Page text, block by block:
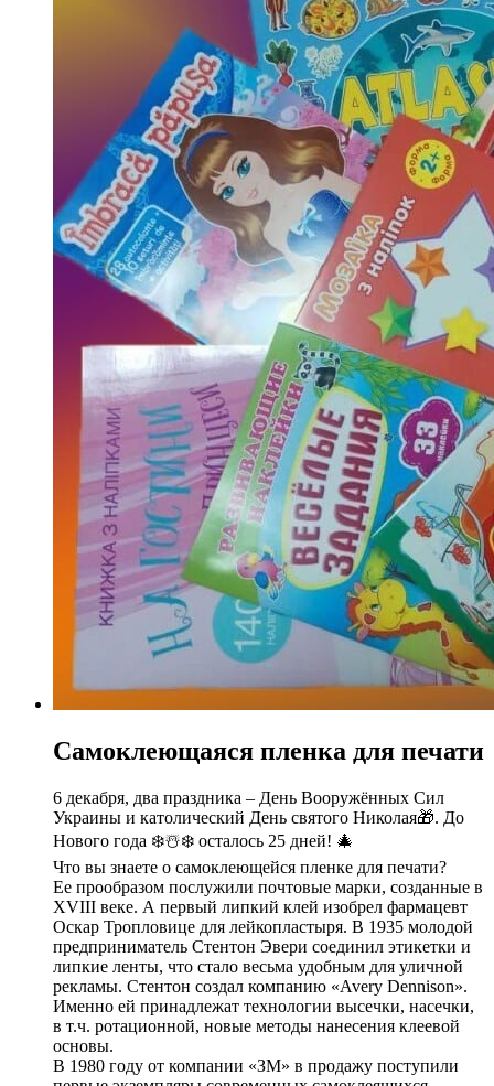
Самоклеющаяся пленка для печати
6 декабря, два праздника – День Вооружённых Сил
Украины и католический День святого Николая🎁. До
Нового года ❄️☃️❄️ осталось 25 дней! 🎄
Что вы знаете о самоклеющейся пленке для печати?
Ее прообразом послужили почтовые марки, созданные в
XVIII веке. А первый липкий клей изобрел фармацевт
Оскар Тропловице для лейкопластыря. В 1935 молодой
предприниматель Стентон Эвери соединил этикетки и
липкие ленты, что стало весьма удобным для уличной
рекламы. Стентон создал компанию «Avery Dennison».
Именно ей принадлежат технологии высечки, насечки,
в т.ч. ротационной, новые методы нанесения клеевой
основы.
В 1980 году от компании «ЗМ» в продажу поступили